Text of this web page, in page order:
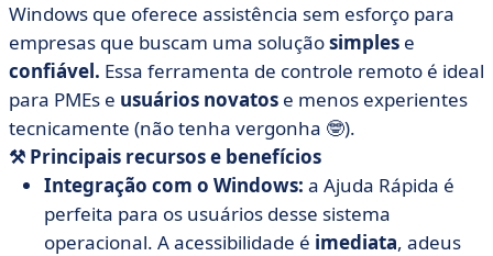
Windows que oferece assistência sem esforço para
empresas que buscam uma soluçãosimples e
confiável. Essa ferramenta de controle remoto é ideal
para PMEs e usuários novatos e menos experientes
tecnicamente (não tenha vergonha 🤓).
⚒️ Principais recursose benefícios
Integração com o Windows: a Ajuda Rápida é
perfeita para os usuários desse sistema
operacional. A acessibilidade é imediata, adeus